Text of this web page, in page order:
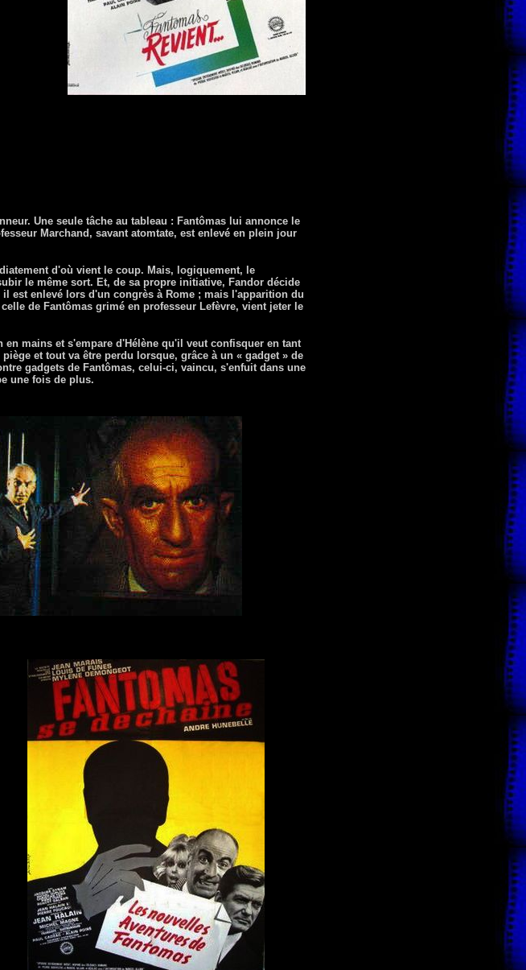
Une seule tâche au tableau : Fantômas lui annonce le
Marchand, savant atomtate, est enlevé en plein jour
d'où vient le coup. Mais, logiquement, le
le même sort. Et, de sa propre initiative, Fandor décide
est enlevé lors d'un congrès à Rome ; mais l'apparition du
de Fantômas grimé en professeur Lefèvre, vient jeter le
mains et s'empare d'Hélène qu'il veut confisquer en tant
et tout va être perdu lorsque, grâce à un « gadget » de
gadgets de Fantômas, celui-ci, vaincu, s'enfuit dans une
une fois de plus.